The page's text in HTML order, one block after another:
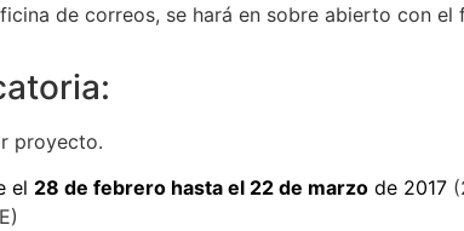
de correos, se hará en sobre abierto con el
proyecto.
el 28 de febrero hasta el 22 de marzo de 2017